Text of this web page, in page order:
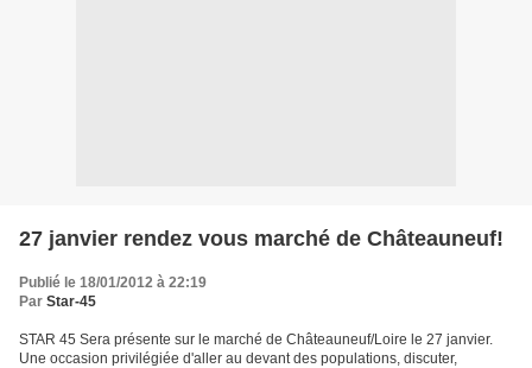
27 janvier rendez vous marché de Châteauneuf!
Publié le 18/01/2012 à 22:19
Par Star-45
STAR 45 Sera présente sur le marché de Châteauneuf/Loire le 27 janvier.
Une occasion privilégiée d'aller au devant des populations, discuter,